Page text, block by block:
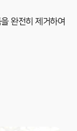
완전히 제거하여